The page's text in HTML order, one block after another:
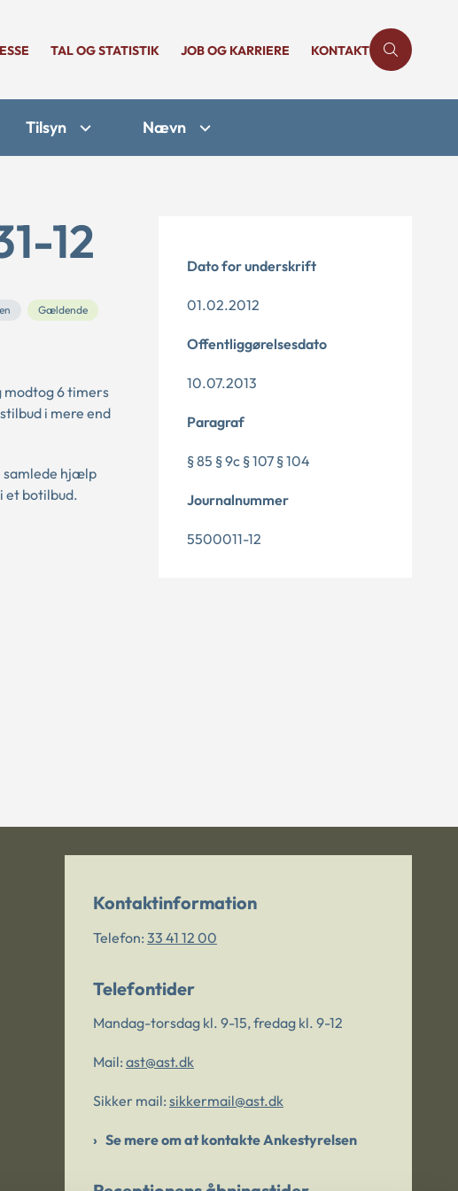
TAL OG STATISTIK JOB OG KARRIERE KONTAKT
Tilsyn Nævn
12
Gældende
modtog 6 timers
i mere end
samlede hjælp
et botilbud.
Dato for underskrift
01.02.2012
Offentliggørelsesdato
10.07.2013
Paragraf
§ 85 § 9c § 107 § 104
Journalnummer
5500011-12
Kontaktinformation
Telefon: 33 41 12 00
Telefontider
Mandag-torsdag kl. 9-15, fredag kl. 9-12
Mail: ast@ast.dk
Sikker mail: sikkermail@ast.dk
Se mere om at kontakte Ankestyrelsen